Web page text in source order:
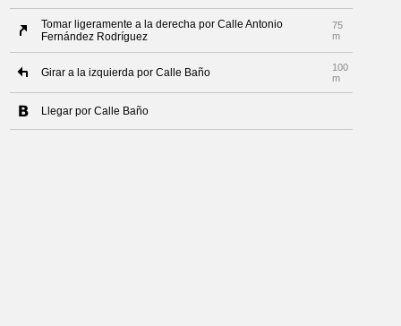
Tomar ligeramente a la derecha por Calle Antonio
Fernández Rodríguez
75
m
Girar a la izquierda por Calle Baño
100
m
Llegar por Calle Baño